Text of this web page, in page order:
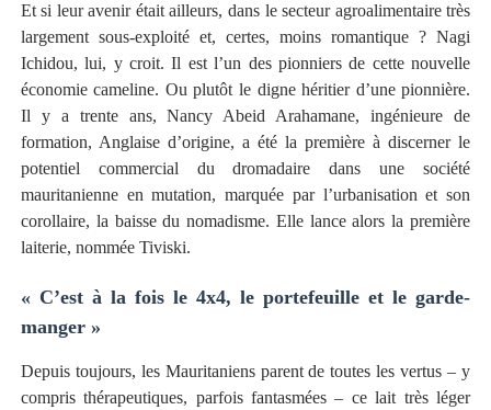
Et si leur avenir était ailleurs, dans le secteur agroalimentaire très
largement sous-exploité et, certes, moins romantique ? Nagi
Ichidou, lui, y croit. Il est l’un des pionniers de cette nouvelle
économie cameline. Ou plutôt le digne héritier d’une pionnière.
Il y a trente ans, Nancy Abeid Arahamane, ingénieure de
formation, Anglaise d’origine, a été la première à discerner le
potentiel commercial du dromadaire dans une société
mauritanienne en mutation, marquée par l’urbanisation et son
corollaire, la baisse du nomadisme. Elle lance alors la première
laiterie, nommée Tiviski.
« C’est à la fois le 4x4, le portefeuille et le garde-
manger »
Depuis toujours, les Mauritaniens parent de toutes les vertus – y
compris thérapeutiques, parfois fantasmées – ce lait très léger